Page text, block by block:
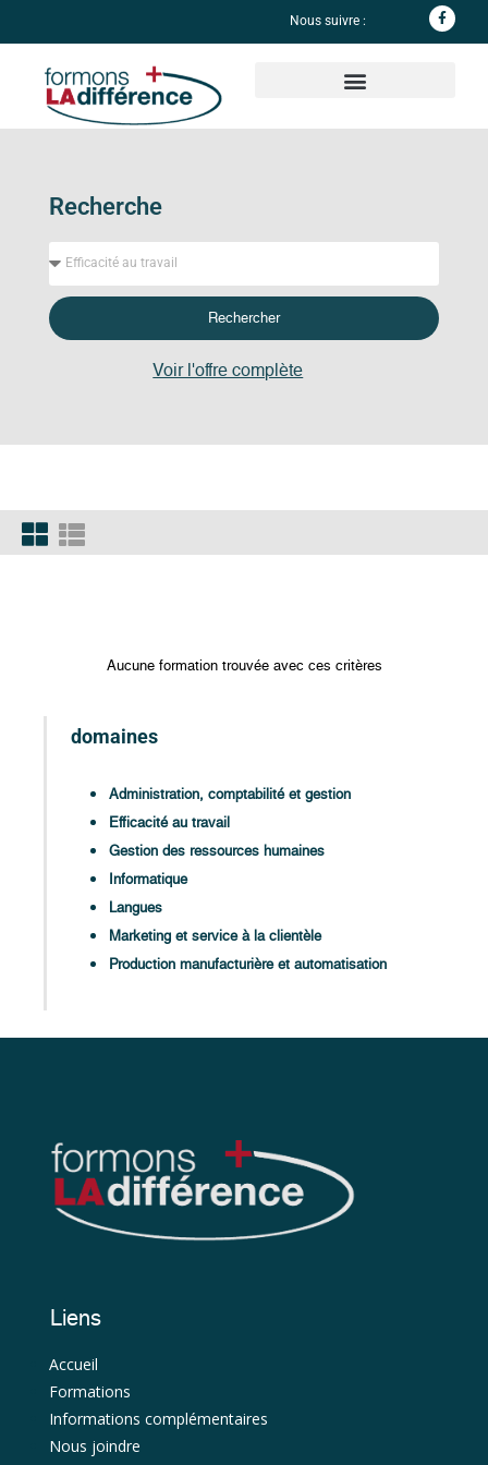
Nous suivre :
Recherche
Rechercher
Voir l'offre complète
Aucune formation trouvée avec ces critères
domaines
Administration, comptabilité et gestion
Efficacité au travail
Gestion des ressources humaines
Informatique
Langues
Marketing et service à la clientèle
Production manufacturière et automatisation
Liens
Accueil
Formations
Informations complémentaires
Nous joindre